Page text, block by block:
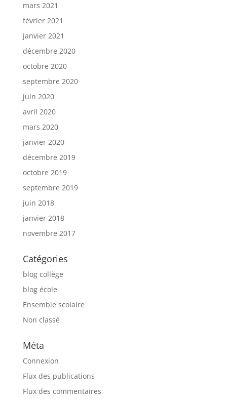
mars 2021
février 2021
janvier 2021
décembre 2020
octobre 2020
septembre 2020
juin 2020
avril 2020
mars 2020
janvier 2020
décembre 2019
octobre 2019
septembre 2019
juin 2018
janvier 2018
novembre 2017
Catégories
blog collège
blog école
Ensemble scolaire
Non classé
Méta
Connexion
Flux des publications
Flux des commentaires